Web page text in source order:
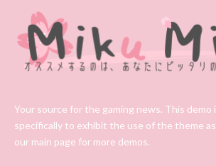
Your source for the gaming news. This demo
specifically to exhibit the use of the theme
our main page for more demos.